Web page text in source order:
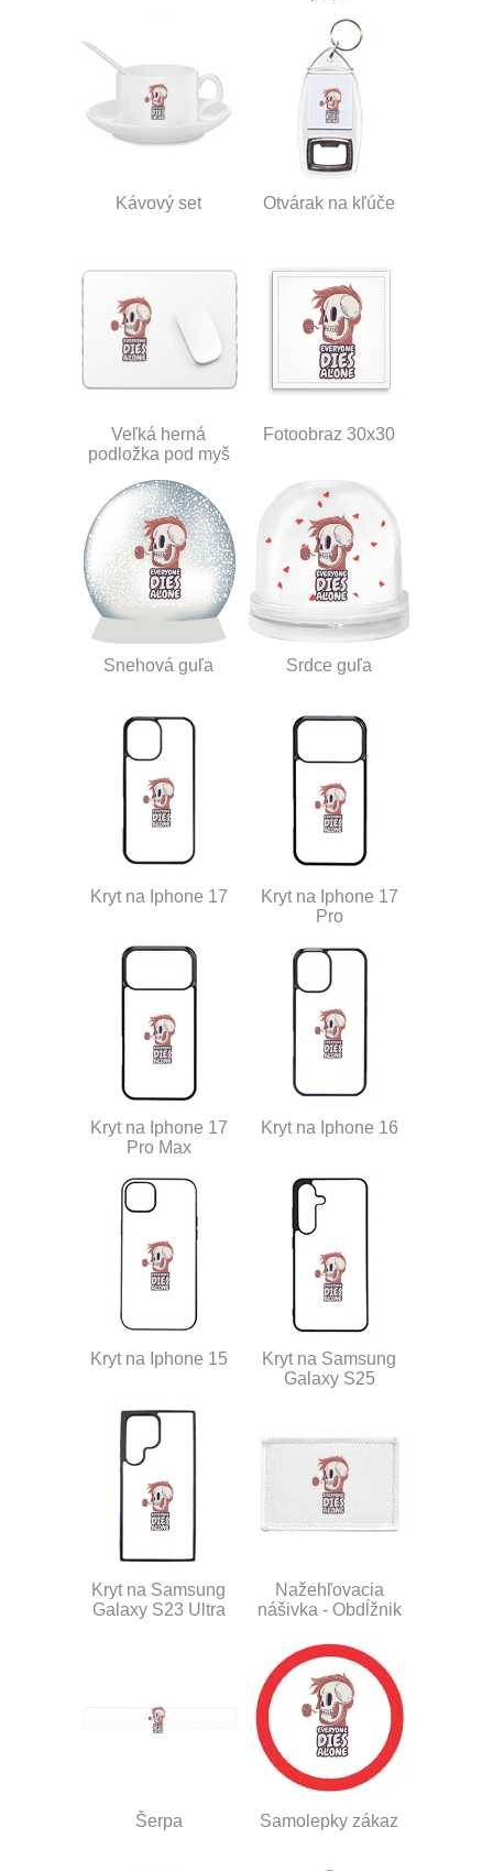
Kávový set Otvárak na kľúče
Veľká herná
podložka pod myš
Fotoobraz 30x30
Snehová guľa Srdce guľa
Kryt na Iphone 17
Kryt na Iphone 17
Pro
Kryt na Iphone 17
Pro Max
Kryt na Iphone 16
Kryt na Iphone 15
Kryt na Samsung
Galaxy S25
Kryt na Samsung
Galaxy S23 Ultra
Nažehľovacia
nášivka - Obdĺžnik
Šerpa Samolepky zákaz